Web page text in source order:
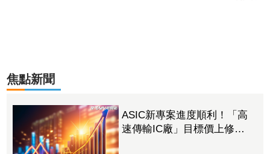
焦點新聞
ASIC新專案進度順利！「高
速傳輸IC廠」目標價上修至